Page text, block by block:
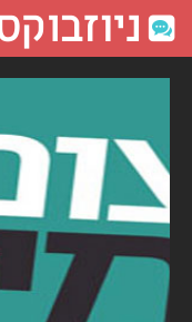
צומת מילר עונה 1 פרק 3 לצפייה ישירה - ניוזבוקס